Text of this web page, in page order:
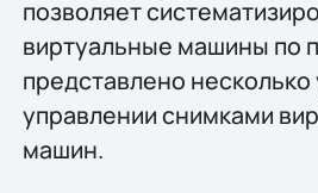
позволяет
виртуальные машины по
представлено
управлении снимками
машин.